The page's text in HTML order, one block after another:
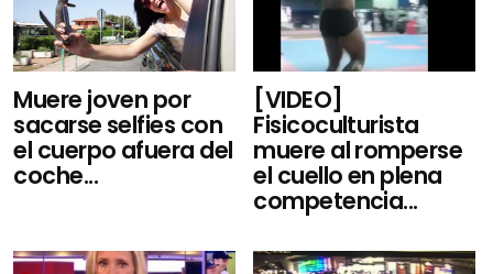
Muere joven por
sacarse selfies con
el cuerpo afuera del
coche...
[VIDEO]
Fisicoculturista
muere al romperse
el cuello en plena
competencia...